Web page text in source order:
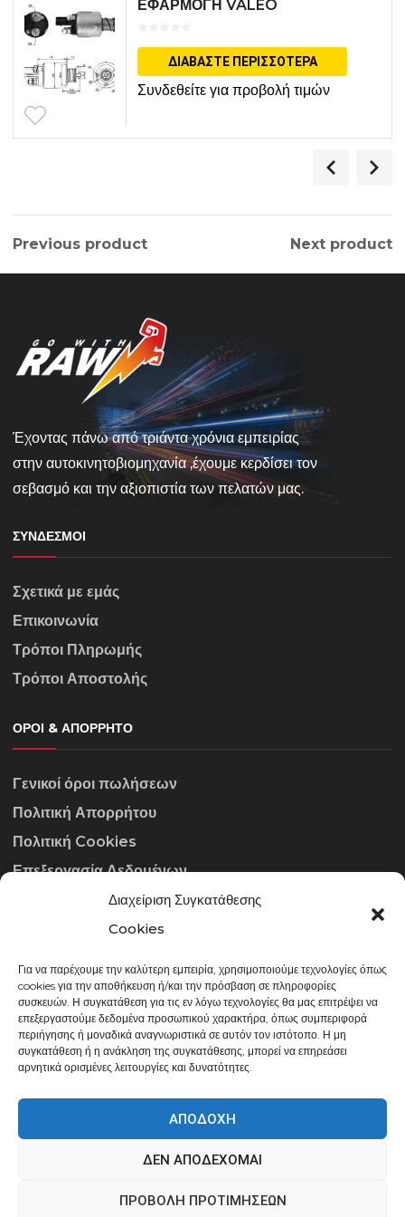
Διαχείριση Συγκατάθεσης
Cookies
Για να παρέχουμε την καλύτερη εμπειρία, χρησιμοποιούμε τεχνολογίες όπως
cookies για την αποθήκευση ή/και την πρόσβαση σε πληροφορίες
συσκευών. Η συγκατάθεση για τις εν λόγω τεχνολογίες θα μας επιτρέψει να
επεξεργαστούμε δεδομένα προσωπικού χαρακτήρα, όπως συμπεριφορά
περιήγησης ή μοναδικά αναγνωριστικά σε αυτόν τον ιστότοπο. Η μη
συγκατάθεση ή η ανάκληση της συγκατάθεσης, μπορεί να επηρεάσει
αρνητικά ορισμένες λειτουργίες και δυνατότητες.
ΑΠΟΔΟΧΉ
ΔΕΝ ΑΠΟΔΈΧΟΜΑΙ
ΠΡΟΒΟΛΉ ΠΡΟΤΙΜΉΣΕΩΝ
ΕΦΑΡΜΟΓΗ VALEO
ΔΙΑΒΆΣΤΕ ΠΕΡΙΣΣΌΤΕΡΑ
Συνδεθείτε για προβολή τιμών
Previous product Next product
Έχοντας πάνω από τριάντα χρόνια εμπειρίας
στην αυτοκινητοβιομηχανία ,έχουμε κερδίσει τον
σεβασμό και την αξιοπιστία των πελατών μας.
ΣΎΝΔΕΣΜΟΙ
Σχετικά με εμάς
Επικοινωνία
Τρόποι Πληρωμής
Τρόποι Αποστολής
ΌΡΟΙ & ΑΠΌΡΡΗΤΟ
Γενικοί όροι πωλήσεων
Πολιτική Απορρήτου
Πολιτική Cookies
Επεξεργασία Δεδομένων
ΣΤΟΙΧΕΊΑ ΕΠΙΚΟΙΝΩΝΊΑΣ
info@gowithraw.gr
24310 35062
Δευ. - Παρ. 08:00 - 20:00
gowithraw.gr © 2020 | Powered by